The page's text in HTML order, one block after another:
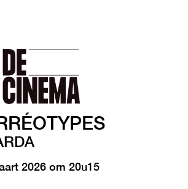
2026 om 20u15